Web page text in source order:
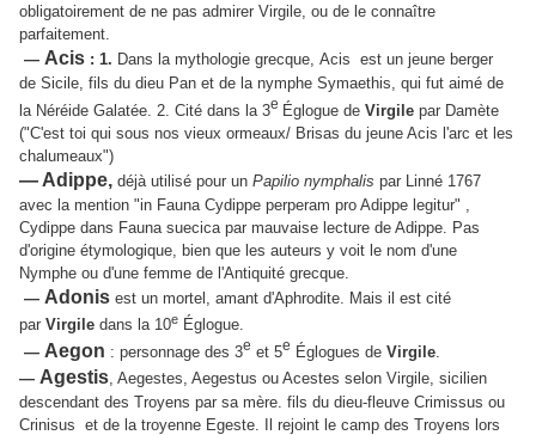
obligatoirement de ne pas admirer Virgile, ou de le connaître
parfaitement.
— Acis : 1. Dans la mythologie grecque, Acis est un jeune berger
de Sicile, fils du dieu Pan et de la nymphe Symaethis, qui fut aimé de
la Néréide Galatée. 2. Cité dans la 3e Églogue de Virgile par Damète
("C'est toi qui sous nos vieux ormeaux/ Brisas du jeune Acis l'arc et les
chalumeaux")
— Adippe, déjà utilisé pour un Papilio nymphalis par Linné 1767
avec la mention "in Fauna Cydippe perperam pro Adippe legitur" ,
Cydippe dans Fauna suecica par mauvaise lecture de Adippe. Pas
d'origine étymologique, bien que les auteurs y voit le nom d'une
Nymphe ou d'une femme de l'Antiquité grecque.
— Adonis est un mortel, amant d'Aphrodite. Mais il est cité
par Virgile dans la 10e Églogue.
— Aegon : personnage des 3e et 5e Églogues de Virgile
— Agestis , Aegestes, Aegestus ou Acestes selon Virgile, sicilien
descendant des Troyens par sa mère. fils du dieu-fleuve Crimissus ou
Crinisus et de la troyenne Egeste. Il rejoint le camp des Troyens lors